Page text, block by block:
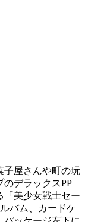
子屋さんや町の玩
デラックスPP
「美少女戦士セー
バム、カードケ